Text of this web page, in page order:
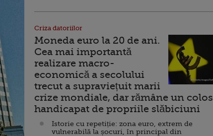
Criza datoriilor
Moneda euro la 20 de ani.
Cea mai importantă
realizare macro-
economică a secolului
trecut a supraviețuit marii
crize mondiale, dar rămâne un colos
handicapat de propriile slăbiciuni
Istorie cu repetiție: zona euro, extrem de
vulnerabilă la șocuri, în principal din